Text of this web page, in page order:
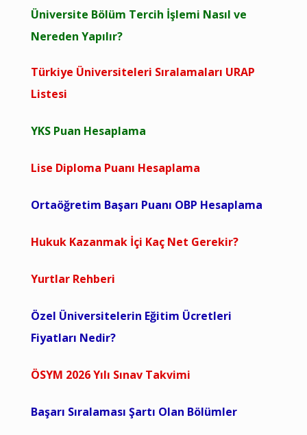
Üniversite Bölüm Tercih İşlemi Nasıl ve
Nereden Yapılır?
Türkiye Üniversiteleri Sıralamaları URAP
Listesi
YKS Puan Hesaplama
Lise Diploma Puanı Hesaplama
Ortaöğretim Başarı Puanı OBP Hesaplama
Hukuk Kazanmak İçi Kaç Net Gerekir?
Yurtlar Rehberi
Özel Üniversitelerin Eğitim Ücretleri
Fiyatları Nedir?
ÖSYM 2026 Yılı Sınav Takvimi
Başarı Sıralaması Şartı Olan Bölümler